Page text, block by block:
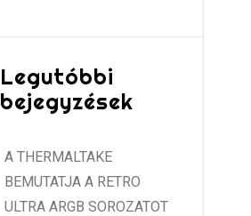
Legutóbbi
bejegyzések
A THERMALTAKE
BEMUTATJA A RETRO
ULTRA ARGB SOROZATOT